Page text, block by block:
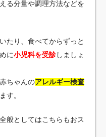
る分量や調理方法などを
たり、食べてからずっと
に小児科を受診しましょ
ちゃんのアレルギー検査
す。
般としてはこちらもおス